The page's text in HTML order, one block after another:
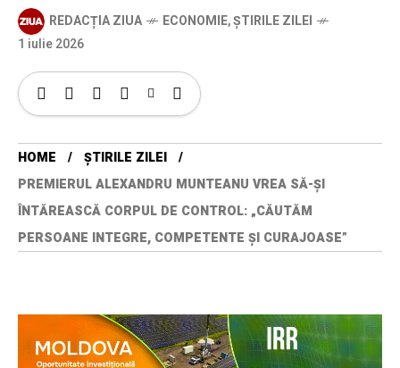
REDACȚIA ZIUA ECONOMIE,ȘTIRILE ZILEI
1 iulie 2026
HOME
ȘTIRILE ZILEI
PREMIERUL ALEXANDRU MUNTEANU VREA SĂ-ȘI
ÎNTĂREASCĂ CORPUL DE CONTROL: „CĂUTĂM
PERSOANE INTEGRE, COMPETENTE ȘI CURAJOASE”